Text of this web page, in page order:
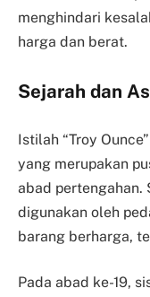
menghindari
harga dan berat.
Sejarah dan
Istilah “Troy
yang merupakan
abad pertengahan.
digunakan oleh
barang berharga,
Pada abad ke-19,